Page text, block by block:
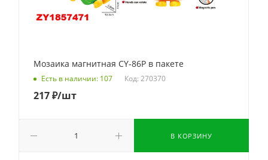
Мозаика магнитная CY-86P в пакете
Есть в наличии: 107 Код: 270370
217₽/шт
В КОРЗИНУ